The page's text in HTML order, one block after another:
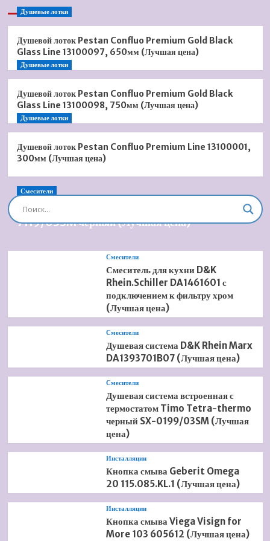
Душевые лотки
Душевой лоток Pestan Confluo Premium Gold Black
Glass Line 13100097, 650мм (Лучшая цена)
Душевые лотки
Душевой лоток Pestan Confluo Premium Gold Black
Glass Line 13100098, 750мм (Лучшая цена)
Душевые лотки
Душевой лоток Pestan Confluo Premium Line 13100001,
300мм (Лучшая цена)
Смесители
Душевая система встроенная Timo Briana SX-
7119/03SM черный (Лучшая цена)
Смесители
Смеситель для кухни D&K
Rhein.Schiller DA1461601 с
подключением к фильтру хром
(Лучшая цена)
Смесители
Душевая система D&K Rhein Marx
DA1393701B07 (Лучшая цена)
Смесители
Душевая система встроенная с
термостатом Timo Tetra-thermo
черный SX-0199/03SM (Лучшая
цена)
Инсталляции
Кнопка смыва Geberit Omega
20 115.085.KL.1 (Лучшая цена)
Инсталляции
Кнопка смыва Viega Visign for
More 103 605612 (Лучшая цена)